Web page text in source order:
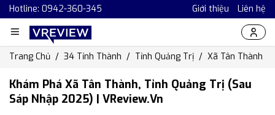
Hotline: 0942-360-345 Giới thiệu Liên hệ
Trang Chủ 34 Tỉnh Thành Tỉnh Quảng Trị Xã Tân Thành
Khám Phá Xã Tân Thành, Tỉnh Quảng Trị (Sau
Sáp Nhập 2025) | VReview.vn